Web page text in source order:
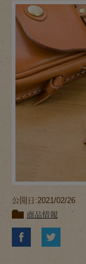
公開日:2021/02/26
商品情報